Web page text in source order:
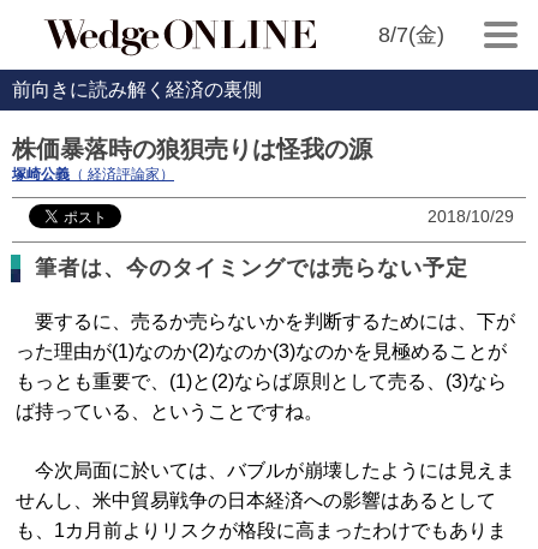
8/7(金)
前向きに読み解く経済の裏側
株価暴落時の狼狽売りは怪我の源
塚崎公義 （ 経済評論家）
2018/10/29
筆者は、今のタイミングでは売らない予定
要するに、売るか売らないかを判断するためには、下が
った理由が(1)なのか(2)なのか(3)なのかを見極めることが
もっとも重要で、(1)と(2)ならば原則として売る、(3)なら
ば持っている、ということですね。
今次局面に於いては、バブルが崩壊したようには見えま
せんし、米中貿易戦争の日本経済への影響はあるとして
も、1カ月前よりリスクが格段に高まったわけでもありま